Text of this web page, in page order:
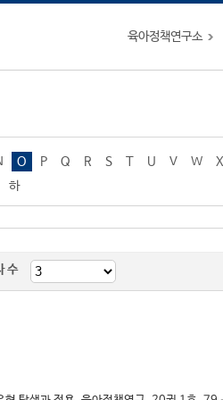
육아정책연구소
O P Q R S T U V W X
하
수